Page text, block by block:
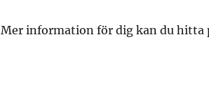
Mer information för dig kan du hitta